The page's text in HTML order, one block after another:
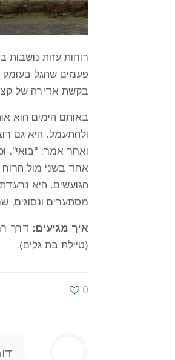
רוחות עזות
פעמים שהגל
בקשת אדירה של
באותם הימים הוא
ולהתעמל. היא גם
ואחר אמר: "בואי".
אחד בשני מול
הגועשים. היא
מסתערים ונסוגים,
איך מגיעים: דרך
(טיילת בת גלים).
0